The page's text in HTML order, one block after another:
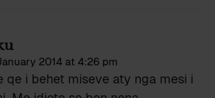
2014 at 4:26 pm
qe i behet miseve aty nga mesi i